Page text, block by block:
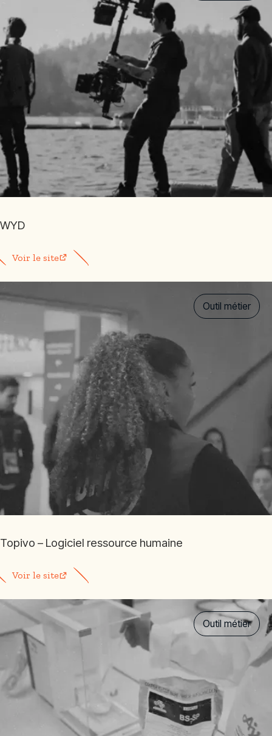
WYD
Voir le site
Outil métier
Topivo – Logiciel ressource humaine
Voir le site
Outil métier